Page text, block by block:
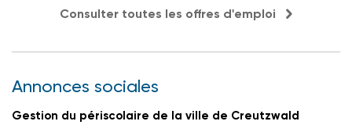
Consulter toutes les offres d'emploi
Annonces sociales
Gestion du périscolaire de la ville de Creutzwald